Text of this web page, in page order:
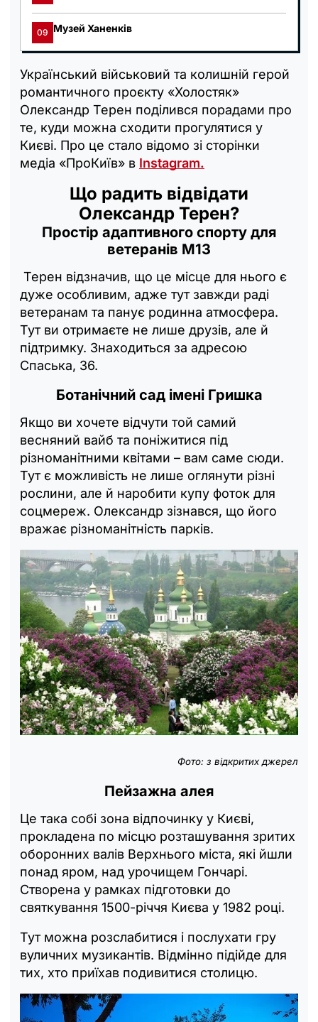
09 Музей Ханенків
Український військовий та колишній герой
романтичного проєкту «Холостяк»
Олександр Терен поділився порадами про
те, куди можна сходити прогулятися у
Києві. Про це стало відомо зі сторінки
медіа «ПроКиїв» в Instagram.
Що радить відвідати
Олександр Терен?
Простір адаптивного спорту для
ветеранів М13
Терен відзначив, що це місце для нього є
дуже особливим, адже тут завжди раді
ветеранам та панує родинна атмосфера.
Тут ви отримаєте не лише друзів, але й
підтримку. Знаходиться за адресою
Спаська, 36.
Ботанічний сад імені Гришка
Якщо ви хочете відчути той самий
весняний вайб та поніжитися під
різноманітними квітами – вам саме сюди.
Тут є можливість не лише оглянути різні
рослини, але й наробити купу фоток для
соцмереж. Олександр зізнався, що його
вражає різноманітність парків.
Фото: з відкритих джерел
Пейзажна алея
Це така собі зона відпочинку у Києві,
прокладена по місцю розташування зритих
оборонних валів Верхнього міста, які йшли
понад яром, над урочищем Гончарі.
Створена у рамках підготовки до
святкування 1500-річчя Києва у 1982 році.
Тут можна розслабитися і послухати гру
вуличних музикантів. Відмінно підійде для
тих, хто приїхав подивитися столицю.